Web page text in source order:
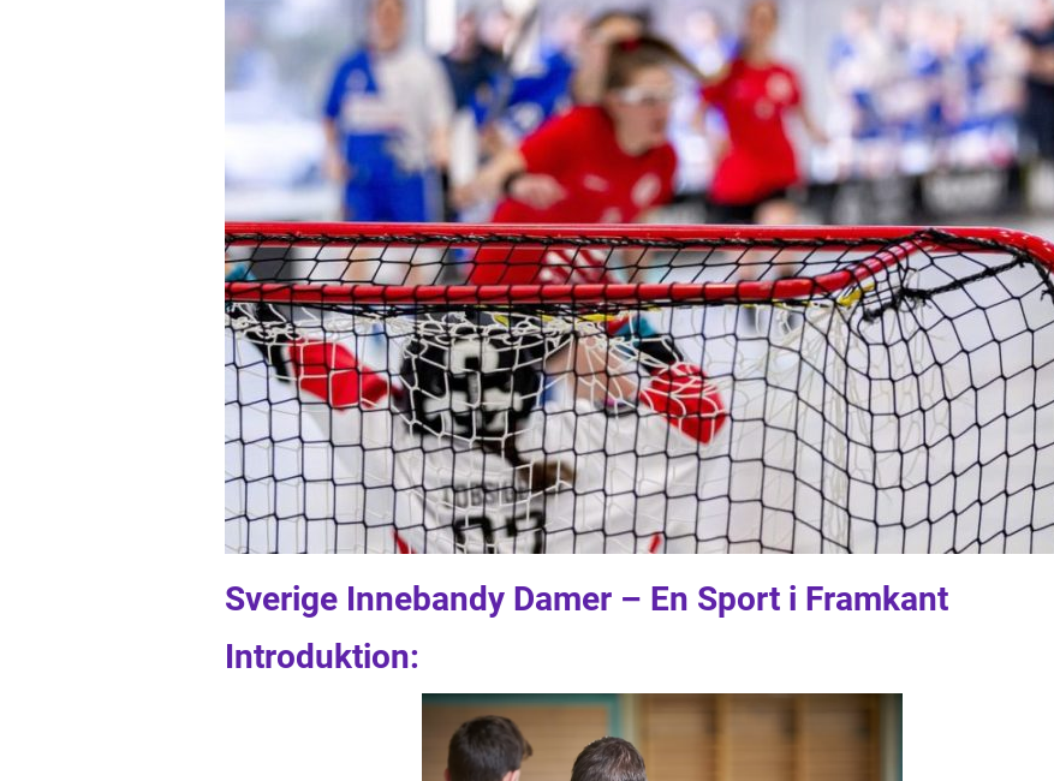
Sverige Innebandy Damer – En Sport i Framkant
Introduktion: